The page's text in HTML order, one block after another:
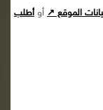
الموقع ↗ أوأطلب